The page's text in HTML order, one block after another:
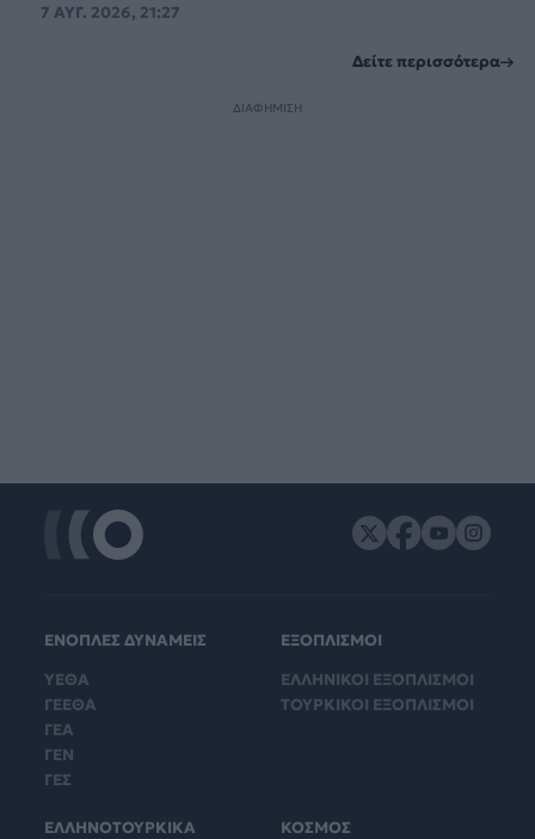
7 ΑΥΓ. 2026, 21:27
Δείτε περισσότερα
ΔΙΑΦΗΜΙΣΗ
ΕΝΟΠΛΕΣ ΔΥΝΑΜΕΙΣ
ΥΕΘΑ
ΓΕΕΘΑ
ΓΕΑ
ΓΕΝ
ΓΕΣ
ΕΞΟΠΛΙΣΜΟΙ
ΕΛΛΗΝΙΚΟΙ ΕΞΟΠΛΙΣΜΟΙ
ΤΟΥΡΚΙΚΟΙ ΕΞΟΠΛΙΣΜΟΙ
ΕΛΛΗΝΟΤΟΥΡΚΙΚΑ
ΚΟΣΜΟΣ